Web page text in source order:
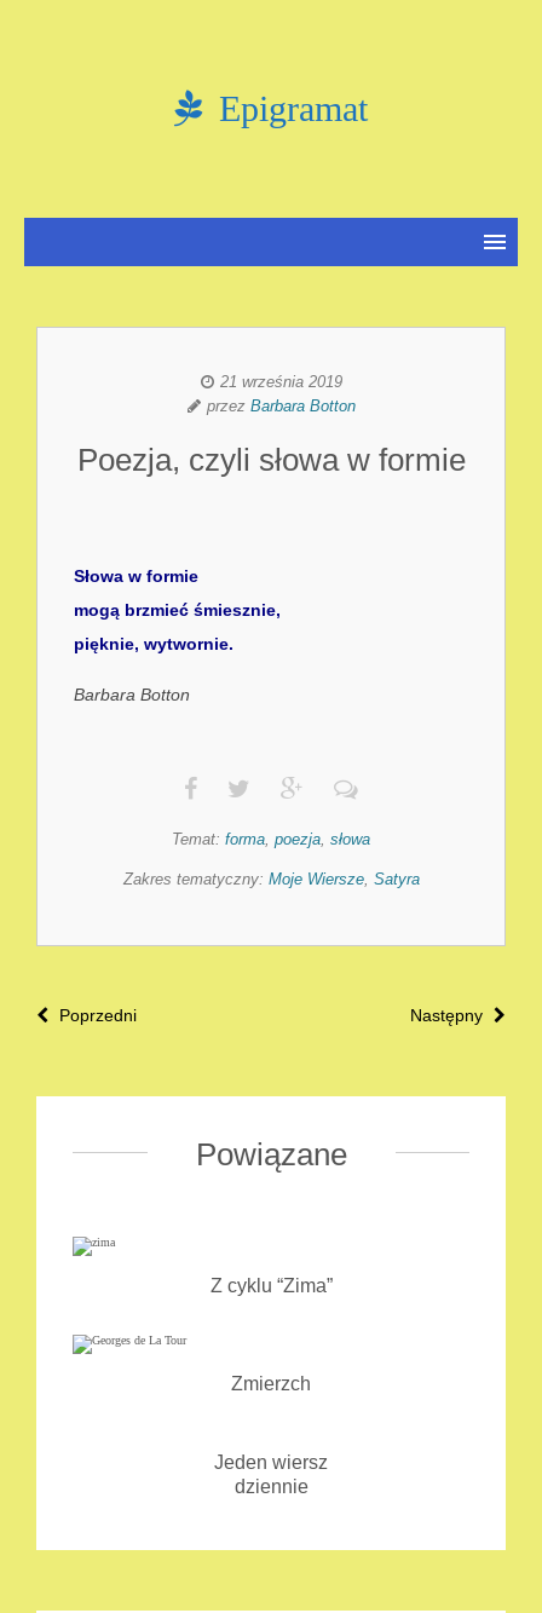
Epigramat
21 września 2019
przez Barbara Botton
Poezja, czyli słowa w formie
Słowa w formie
mogą brzmieć śmiesznie,
pięknie, wytwornie.
Barbara Botton
Temat: forma, poezja, słowa
Zakres tematyczny: Moje Wiersze, Satyra
Następny
Poprzedni
Powiązane
Z cyklu “Zima”
Zmierzch
Jeden wiersz
dziennie